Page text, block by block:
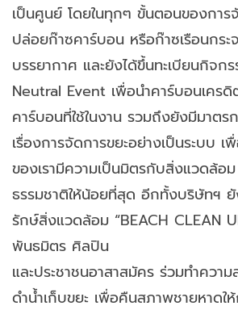
เป็นศูนย์ โดยในทุกๆ ขั้นตอนของกา
ปล่อยก๊าซคาร์บอน หรือก๊าซเรือนกระ
บรรยากาศ และยังได้ขึ้นทะเบียนกิจก
Neutral Event เพื่อนำคาร์บอนเครดิ
คาร์บอนที่ใช้ในงาน รวมถึงยังมีมาตร
เรื่องการจัดการขยะอย่างเป็นระบบ เ
ของเรามีความเป็นมิตรกับสิ่งแวดล้อ
ธรรมชาติให้น้อยที่สุด อีกทั้งบริษัทฯ
รักษ์สิ่งแวดล้อม “BEACH CLEAN
พันธมิตร ศิลปิน
และประชาชนอาสาสมัคร ร่วมทำความ
ดำน้ำเก็บขยะ เพื่อคืนสภาพชายหาดใ